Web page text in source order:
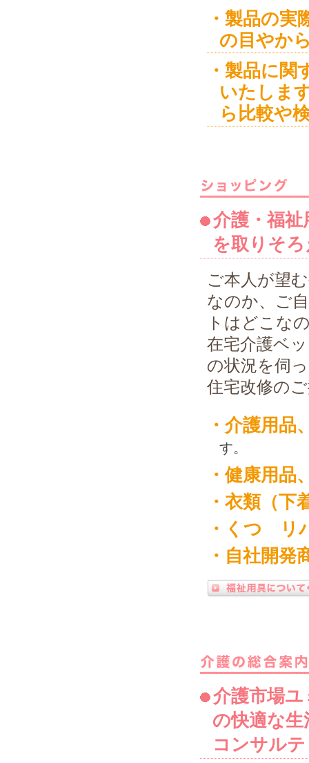
・製品の
の目やか
・製品に
いたしま
ら比較や
介護・福
を取りそ
ご本人が望
なのか、ご
トはどこな
在宅介護ベ
の状況を伺
住宅改修の
・介護用
す。
・健康用品
・衣類（
・くつ リ
・自社開
介護市場
の快適な生
コンサル